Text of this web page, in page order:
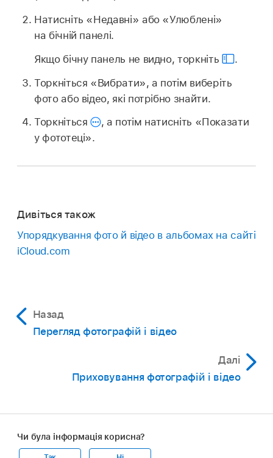
Натисніть «Недавні» або «Улюблені»
на бічній панелі.
Якщо бічну панель не видно, торкніть
.
Торкніться «Вибрати», а потім виберіть
фото або відео, які потрібно знайти.
Торкніться
, а потім натисніть «Показати
у фототеці».
Дивіться також
Упорядкування фото й відео в альбомах на сайті
iCloud.com
Назад
Перегляд фотографій і відео
Далі
Приховування фотографій і відео
Чи була інформація корисна?